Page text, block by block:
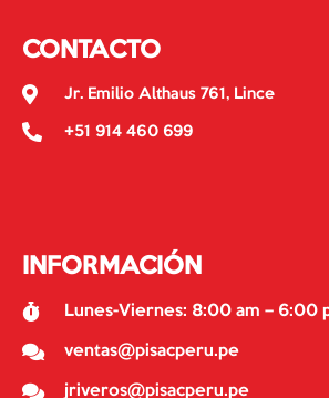
CONTACTO
Jr. Emilio Althaus 761, Lince
+51 914 460 699
INFORMACIÓN
Lunes-Viernes: 8:00 am – 6:00
ventas@pisacperu.pe
jriveros@pisacperu.pe